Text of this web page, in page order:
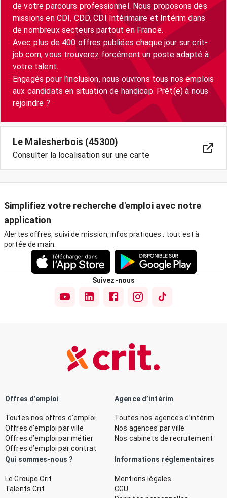
de votre parcours professionnel. Nous proposons des
missions en CDI, CDD, CDI Intérimaire et Intérim dans
de nombreux secteurs partout en France.
Avec plus de 400 offres publiées chaque jour sur crit-
job.com, vous trouverez forcément un poste adapté à
votre talent.
Engagés pour l’inclusion, nous ouvrons tous nos emplois
aux candidats en situation de handicap. Prêt(e) à nous
Le Malesherbois (45300)
Consulter la localisation sur une carte
Simplifiez votre recherche d'emploi avec notre
application
Alertes offres, suivi de mission, infos pratiques : tout est à
portée de main.
Suivez-nous
Offres d’emploi
Toutes nos offres d’emploi
Offres d’emploi par ville
Offres d’emploi par métier
Offres d’emploi par contrat
Agence d’intérim
Toutes nos agences d’intérim
Nos agences par ville
Nos cabinets de recrutement
Qui sommes-nous ?
Le Groupe Crit
Talents Crit
Informations réglementaires
Mentions légales
CGU